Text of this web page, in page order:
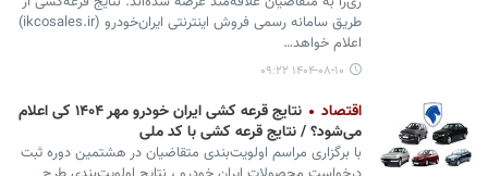
طریق سامانه رسمی فروش اینترنتی ایران‌خودرو (ikcosales.ir)
اعلام خواهد…
۱۴۰۴-۰۸-۱۰ ۰۹:۲۲
اقتصاد
نتایج قرعه کشی ایران خودرو مهر ۱۴۰۴ کی اعلام
می‌شود؟ / نتایج قرعه کشی با کد ملی
با برگزاری مراسم اولویت‌بندی متقاضیان در هشتمین دوره ثبت